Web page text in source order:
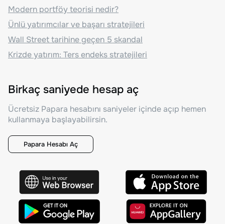
Modern portföy teorisi nedir?
Ünlü yatırımcılar ve başarı stratejileri
Wall Street tarihine geçen 5 skandal
Krizde yatırım: Ters endeks stratejileri
Birkaç saniyede hesap aç
Ücretsiz Papara hesabını saniyeler içinde açıp hemen
kullanmaya başlayabilirsin.
Papara Hesabı Aç